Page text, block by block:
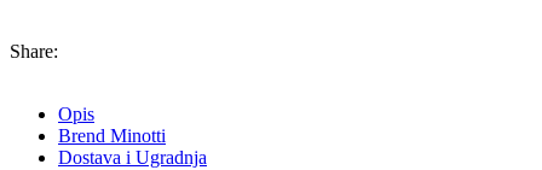
Share:
Opis
Brend Minotti
Dostava i Ugradnja